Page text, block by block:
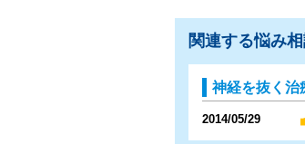
関連する悩み
神経を抜く治
2014/05/29